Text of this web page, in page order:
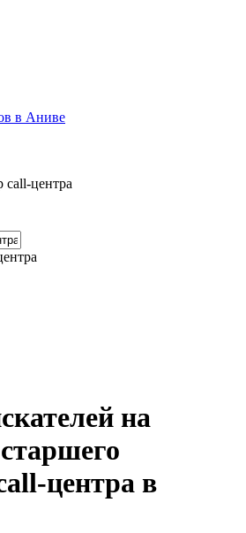
в Аниве
call-центра
на
центра в